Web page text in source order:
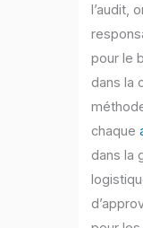
l’audit,
pour le
dans la
chaque
dans la